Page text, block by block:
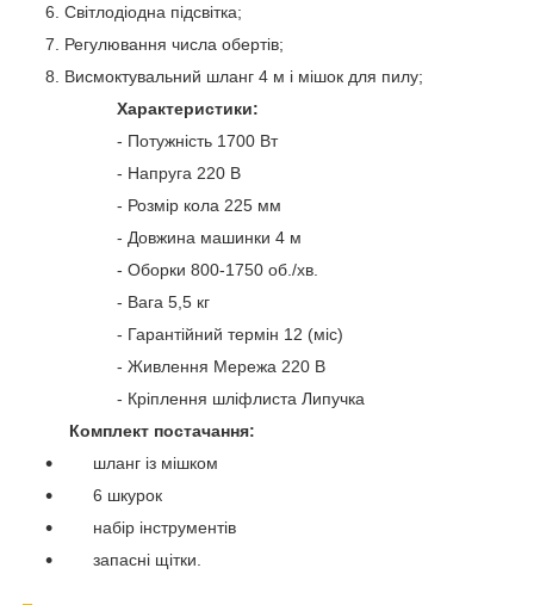
Світлодіодна підсвітка;
Регулювання числа обертів;
Висмоктувальний шланг 4 м і мішок для пилу;
Характеристики:
- Потужність 1700 Вт
- Напруга 220 В
- Розмір кола 225 мм
- Довжина машинки 4 м
- Оборки 800-1750 об./хв.
- Вага 5,5 кг
- Гарантійний термін 12 (міс)
- Живлення Мережа 220 В
- Кріплення шліфлиста Липучка
Комплект постачання:
шланг із мішком
6 шкурок
набір інструментів
запасні щітки.